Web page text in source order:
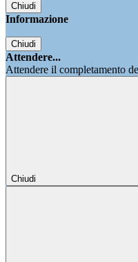
Chiudi
Informazione
Chiudi
Attendere...
Attendere il completamento
Chiudi